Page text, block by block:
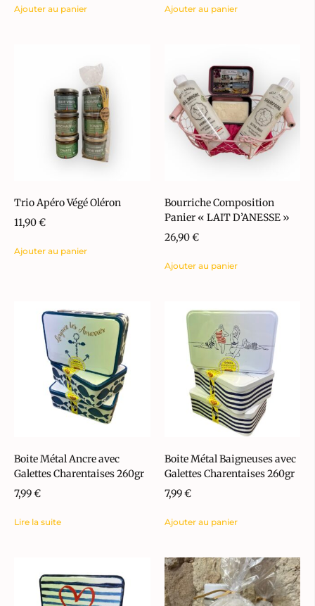
Ajouter au panier Ajouter au panier
Trio Apéro Végé Oléron
11,90€
Ajouter au panier
Bourriche Composition
Panier « LAIT D’ANESSE »
26,90€
Ajouter au panier
Boite Métal Ancre avec
Galettes Charentaises 260gr
7,99€
Lire la suite
Boite Métal Baigneuses avec
Galettes Charentaises 260gr
7,99€
Ajouter au panier